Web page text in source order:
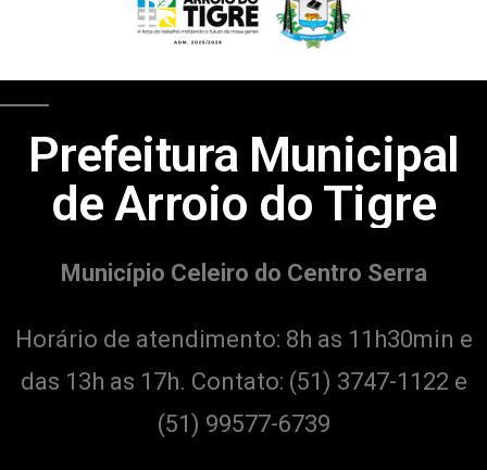
Prefeitura Municipal
de Arroio do Tigre
Município Celeiro do Centro Serra
Horário de atendimento: 8h as 11h30min e
das 13h as 17h. Contato: (51) 3747-1122 e
(51) 99577-6739